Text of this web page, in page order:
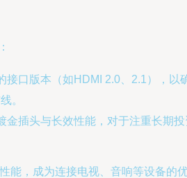
口版本（如HDMI 2.0、2.1），以
。
插头与长效性能，对于注重长期
，成为连接电视、音响等设备的